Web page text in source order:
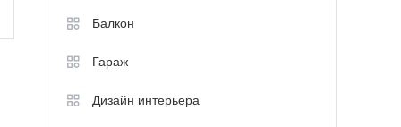
Балкон
Гараж
Дизайн интерьера